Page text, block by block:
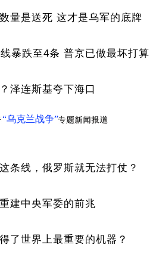
量是送死 这才是乌军的底牌
暴跌至4条 普京已做最坏打算
泽连斯基夸下海口
“乌克兰战争”
条线，俄罗斯就无法打仗？
建中央军委的前兆
了世界上最重要的机器？